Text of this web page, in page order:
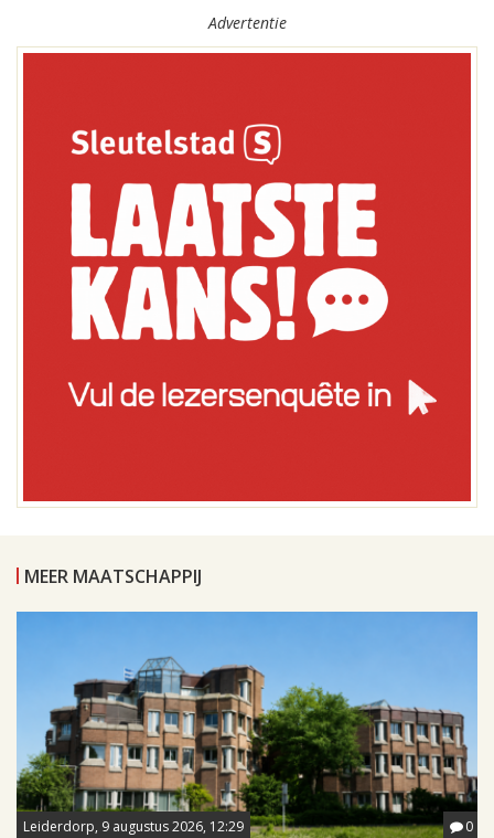
Advertentie
MEER MAATSCHAPPIJ
Leiderdorp, 9 augustus 2026, 12:29 0